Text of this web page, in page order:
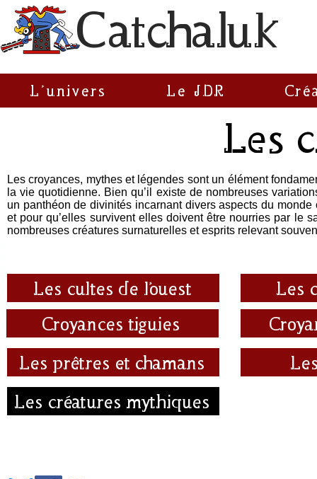
Catchaluk
L'univers Le JDR
Les
Les croyances, mythes et légendes sont un élément
la vie quotidienne. Bien qu’il existe de nombreuses
un panthéon de divinités incarnant divers aspects du
et pour qu’elles survivent elles doivent être nourries par le
nombreuses créatures surnaturelles et esprits relevant
Les cultes de l'ouest
Croyances tiguies
Les prêtres et chamans
Les
Les créatures mythiques